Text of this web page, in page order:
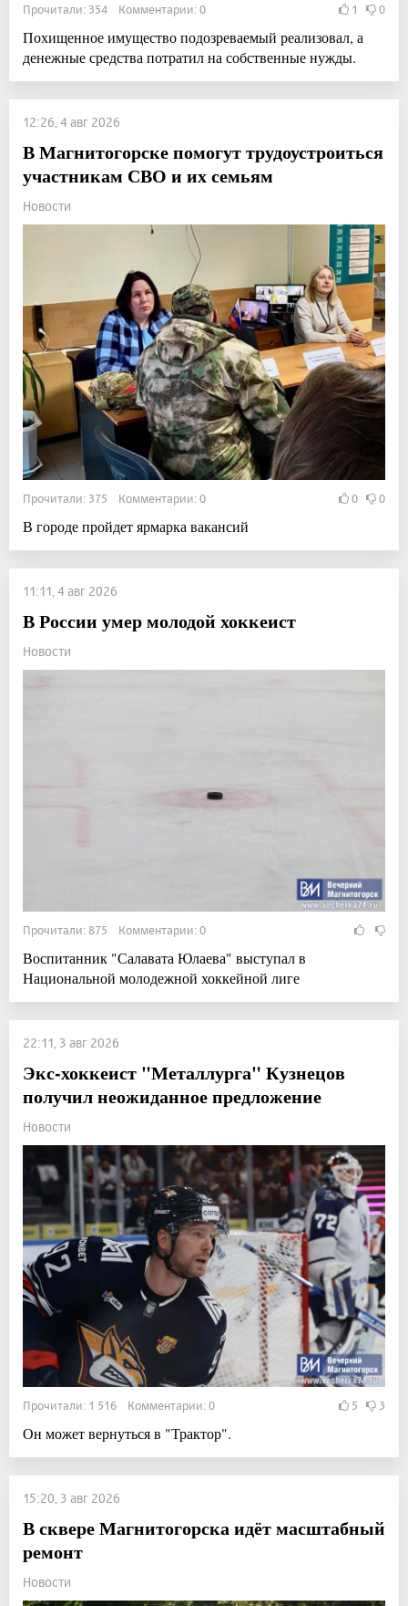
Прочитали: 354 Комментарии: 0 1 0
Похищенное имущество подозреваемый реализовал, а
денежные средства потратил на собственные нужды.
12:26, 4 авг 2026
В Магнитогорске помогут трудоустроиться
участникам СВО и их семьям
Новости
Прочитали: 375 Комментарии: 0 0 0
В городе пройдет ярмарка вакансий
11:11, 4 авг 2026
В России умер молодой хоккеист
Новости
Прочитали: 875 Комментарии: 0
Воспитанник "Салавата Юлаева" выступал в
Национальной молодежной хоккейной лиге
22:11, 3 авг 2026
Экс-хоккеист "Металлурга" Кузнецов
получил неожиданное предложение
Новости
Прочитали: 1 516 Комментарии: 0 5 3
Он может вернуться в "Трактор".
15:20, 3 авг 2026
В сквере Магнитогорска идёт масштабный
ремонт
Новости